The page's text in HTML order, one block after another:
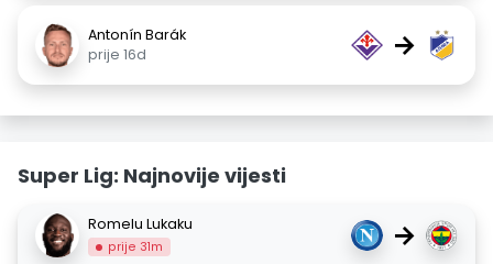
Antonín Barák
prije 16d
→
Super Lig: Najnovije vijesti
Romelu Lukaku
prije 31m →